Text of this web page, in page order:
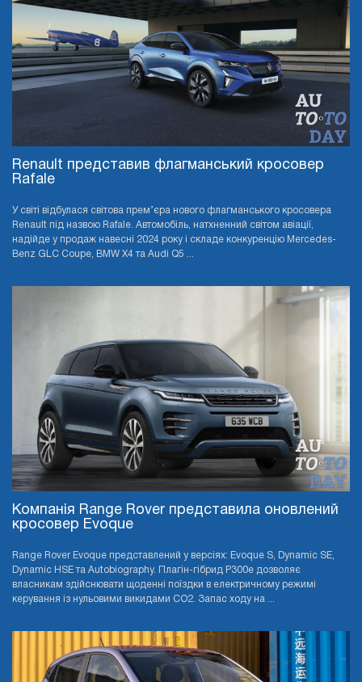
Renault представив флагманський кросовер
Rafale
У світі відбулася світова прем’єра нового флагманського кросовера
Renault під назвою Rafale. Автомобіль, натхненний світом авіації,
надійде у продаж навесні 2024 року і складе конкуренцію Mercedes-
Benz GLC Coupe, BMW X4 та Audi Q5 ...
Компанія Range Rover представила оновлений
кросовер Evoque
Range Rover Evoque представлений у версіях: Evoque S, Dynamic SE,
Dynamic HSE та Autobiography. Плагін-гібрид P300e дозволяє
власникам здійснювати щоденні поїздки в електричному режимі
керування із нульовими викидами CO2. Запас ходу на ...